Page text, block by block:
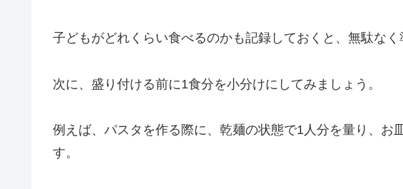
子どもがどれくらい食べるのかも記録しておくと、無駄なく
次に、盛り付ける前に1食分を小分けにしてみましょう。
例えば、パスタを作る際に、乾麺の状態で1人分を量り、お
す。